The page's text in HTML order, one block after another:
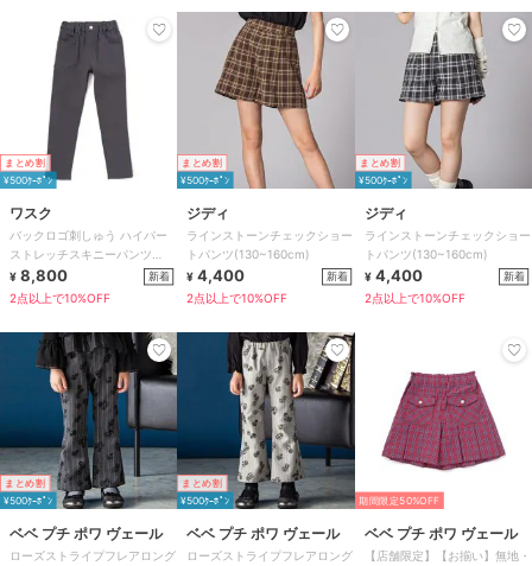
まとめ割
¥500ｸｰﾎﾟﾝ
ワスク
バックロゴ刺しゅう ハイパー
ストレッチスキニーパンツ
(100~160cm)
¥ 8,800 新着
2点以上で10%OFF
まとめ割
¥500ｸｰﾎﾟﾝ
ジディ
ラインストーンチェックショー
トパンツ(130~160cm)
¥ 4,400 新着
2点以上で10%OFF
まとめ割
¥500ｸｰﾎﾟﾝ
ジディ
ラインストーンチェックショー
トパンツ(130~160cm)
¥ 4,400 新着
2点以上で10%OFF
まとめ割
¥500ｸｰﾎﾟﾝ
ベベ プチ ポワ ヴェール
ローズストライプフレアロング
まとめ割
¥500ｸｰﾎﾟﾝ
ベベ プチ ポワ ヴェール
ローズストライプフレアロング
期間限定50%OFF
ベベ プチ ポワ ヴェール
【店舗限定】【お揃い】無地・